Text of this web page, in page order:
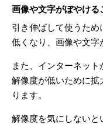
画像や文字がぼやける
引き伸ばして使うた
低くなり、画像や文字
また、インターネッ
解像度が低いために拡
ります。
解像度を気にしない